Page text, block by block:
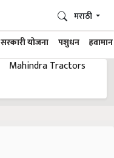
सरकारी योजना पशुधन हवामान
मराठी